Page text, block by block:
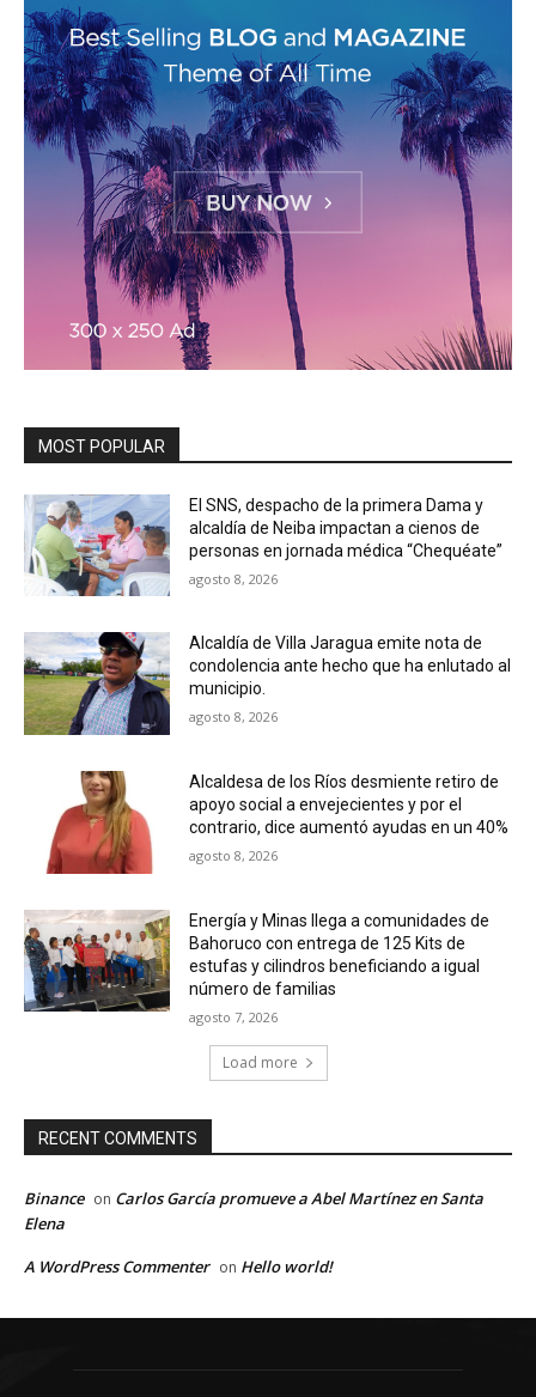
MOST POPULAR
El SNS, despacho de la primera Dama y
alcaldía de Neiba impactan a cienos de
personas en jornada médica “Chequéate”
agosto 8, 2026
Alcaldía de Villa Jaragua emite nota de
condolencia ante hecho que ha enlutado al
municipio.
agosto 8, 2026
Alcaldesa de los Ríos desmiente retiro de
apoyo social a envejecientes y por el
contrario, dice aumentó ayudas en un 40%
agosto 8, 2026
Energía y Minas llega a comunidades de
Bahoruco con entrega de 125 Kits de
estufas y cilindros beneficiando a igual
número de familias
agosto 7, 2026
Load more
RECENT COMMENTS
Binance on Carlos García promueve a Abel Martínez en Santa
Elena
A WordPress Commenter on Hello world!